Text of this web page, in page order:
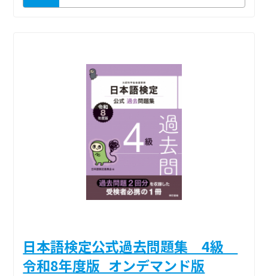
日本語検定公式過去問題集 4級
令和8年度版_オンデマンド版